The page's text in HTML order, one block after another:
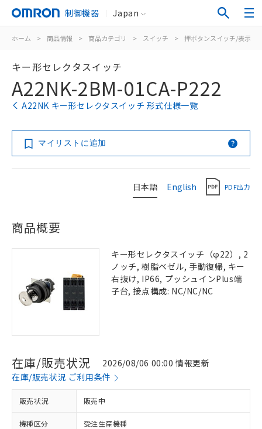
制御機器 Japan
ホーム > 商品情報 > 商品カテゴリ > スイッチ > 押ボタンスイッチ/表示灯
キー形セレクタスイッチ
A22NK-2BM-01CA-P222
A22NK キー形セレクタスイッチ 形式仕様一覧
マイリストに追加
日本語 English PDF出力
商品概要
キー形セレクタスイッチ（φ22）, 2
ノッチ, 樹脂ベゼル, 手動復帰, キー
右抜け, IP66, プッシュインPlus端
子台, 接点構成: NC/NC/NC
在庫/販売状況
2026/08/06 00:00 情報更新
在庫/販売状況 ご利用条件
販売状況 販売中
機種区分 受注生産機種